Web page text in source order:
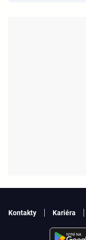
Kontakty Kariéra